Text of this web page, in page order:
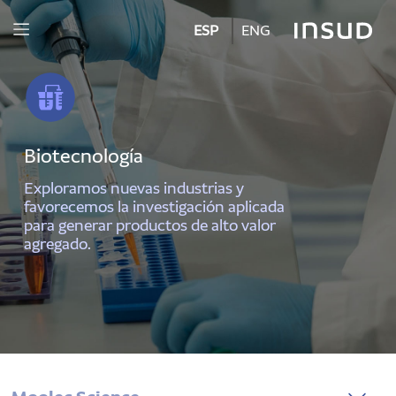
ESP ENG
Biotecnología
Exploramos nuevas industrias y
favorecemos la investigación aplicada
para generar productos de alto valor
agregado.